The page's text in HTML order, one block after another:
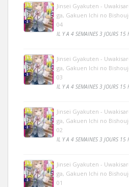
Jinsei Gyakuten -
ga, Gakuen Ichi no
04
IL Y A 4 SEMAINES 3 JOURS 15
Jinsei Gyakuten -
ga, Gakuen Ichi no
03
IL Y A 4 SEMAINES 3 JOURS 15
Jinsei Gyakuten -
ga, Gakuen Ichi no
02
IL Y A 4 SEMAINES 3 JOURS 15
Jinsei Gyakuten -
ga, Gakuen Ichi no
01